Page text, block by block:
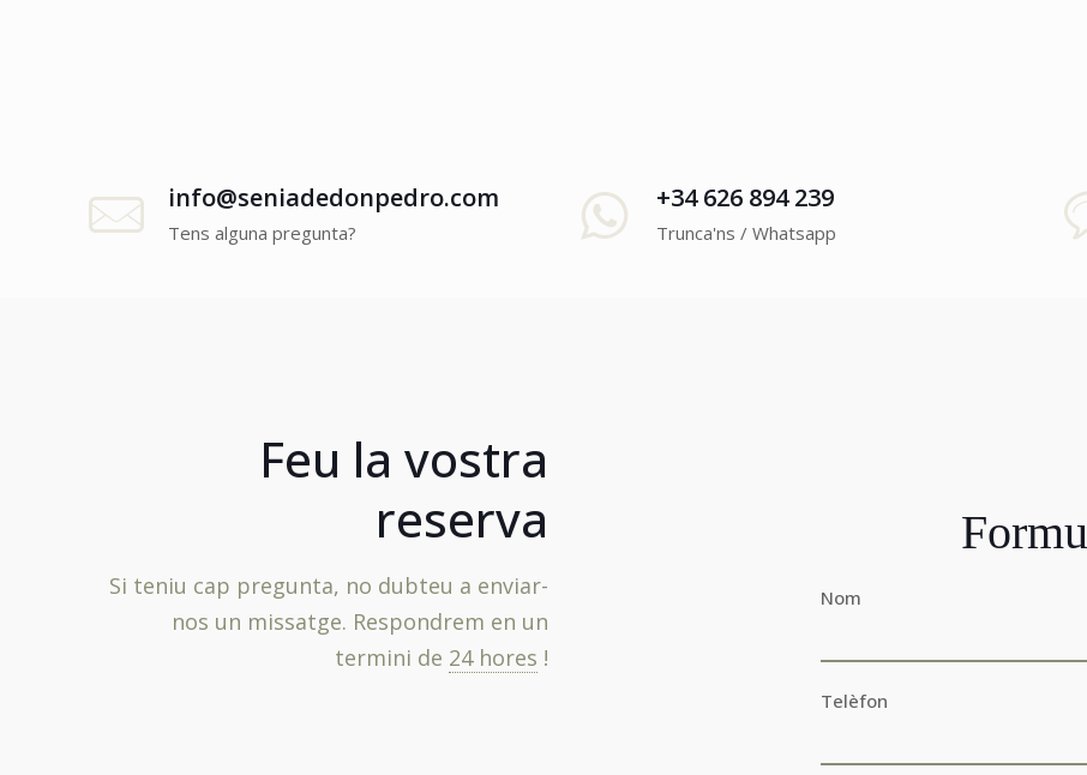
info@seniadedonpedro.com
Tens alguna pregunta?
+34 626 894 239
Trunca'ns / Whatsapp
Feu la vostra
reserva
Si teniu cap pregunta, no dubteu a enviar-
nos un missatge. Respondrem en un
termini de 24 hores !
Nom
Telèfon